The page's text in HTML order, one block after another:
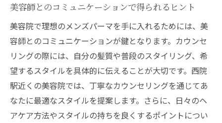
美容師とのコミュニケーションで得られるヒント
美容院で理想のメンズパーマを手に入れるためには、美
容師とのコミュニケーションが鍵となります。カウンセ
リングの際には、自分の髪質や普段のスタイリング、希
望するスタイルを具体的に伝えることが大切です。西院
駅近くの美容院では、丁寧なカウンセリングを通じてあ
なたに最適なスタイルを提案します。さらに、日々のヘ
アケア方法やスタイルの持ちを良くするポイントについ